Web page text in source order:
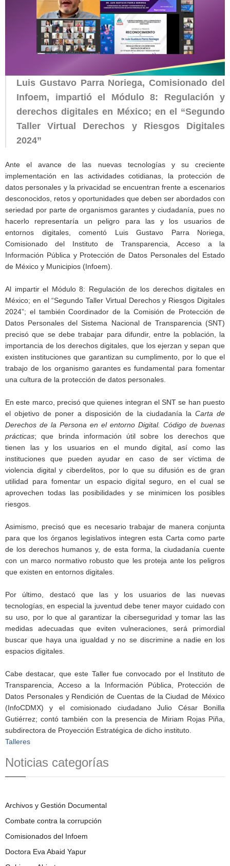
Luis Gustavo Parra Noriega, Comisionado del
Infoem, impartió el Módulo 8: Regulación y
derechos digitales en México; en el “Segundo
Taller Virtual Derechos y Riesgos Digitales
2024”
Ante el avance de las nuevas tecnologías y su creciente
implementación en las actividades cotidianas, la protección de
datos personales y la privacidad se encuentran frente a escenarios
desconocidos, retos y oportunidades que deben ser abordados con
seriedad por parte de organismos garantes y ciudadanía, pues no
hacerlo representaría un peligro para las y los usuarios de
entornos digitales, comentó Luis Gustavo Parra Noriega,
Comisionado del Instituto de Transparencia, Acceso a la
Información Pública y Protección de Datos Personales del Estado
de México y Municipios (Infoem).
Al impartir el Módulo 8: Regulación de los derechos digitales en
México; en el “Segundo Taller Virtual Derechos y Riesgos Digitales
2024”; el también Coordinador de la Comisión de Protección de
Datos Personales del Sistema Nacional de Transparencia (SNT)
precisó que se debe trabajar para difundir, entre la población, la
importancia de los derechos digitales, que los ejerzan y sepan que
existen instituciones que garantizan su cumplimento, por lo que el
trabajo de los organismo garantes es fundamental para fomentar
una cultura de la protección de datos personales.
En este marco, precisó que quienes integran el SNT se han puesto
el objetivo de poner a disposición de la ciudadanía la Carta de
Derechos de la Persona en el entorno Digital. Código de buenas
prácticas; que brinda información útil sobre los derechos que
tienen las y los usuarios en el mundo digital, así como las
instituciones que pueden ayudar en caso de ser víctima de
violencia digital y ciberdelitos, por lo que su difusión es de gran
utilidad para fomentar un espacio digital seguro, en el cual se
aprovechen todas las posibilidades y se minimicen los posibles
riesgos.
Asimismo, precisó que es necesario trabajar de manera conjunta
para que los órganos legislativos integren esta Carta como parte
de los derechos humanos y, de esta forma, la ciudadanía cuente
con un marco normativo robusto que les proteja ante los peligros
que existen en entornos digitales.
Por último, destacó que las y los usuarios de las nuevas
tecnologías, en especial la juventud debe tener mayor cuidado con
su uso, por lo que al garantizar la ciberseguridad y tomar las las
medidas adecuadas que eviten vulneraciones, será primordial
buscar que haya una igualdad y no se discrimine a nadie en los
espacios digitales.
Cabe destacar, que este Taller fue convocado por el Instituto de
Transparencia, Acceso a la Información Pública, Protección de
Datos Personales y Rendición de Cuentas de la Ciudad de México
(InfoCDMX) y el comisionado ciudadano Julio César Bonilla
Gutiérrez; contó también con la presencia de Miriam Rojas Piña,
subdirectora de Proyección Estratégica de dicho instituto.
Talleres
Noticias categorías
Archivos y Gestión Documental
Combate contra la corrupción
Comisionados del Infoem
Doctora Eva Abaid Yapur